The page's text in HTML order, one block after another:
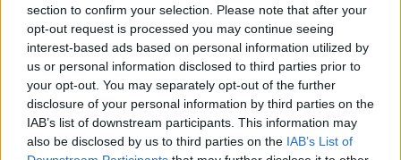
section to confirm your selection. Please note that after your
opt-out request is processed you may continue seeing
interest-based ads based on personal information utilized by
us or personal information disclosed to third parties prior to
your opt-out. You may separately opt-out of the further
disclosure of your personal information by third parties on the
IAB’s list of downstream participants. This information may
also be disclosed by us to third parties on the IAB’s List of
«Νόμιζα ότι το κεφάλι της γυρνάει και έλεγε:
θέλω να φύγω από δω μέσα. Η μάνα μου
ήταν πραγματικά σαν να ήταν ο Εξορκιστής
μέσα της. Αυτό είναι ένα αστείο γεγονός που